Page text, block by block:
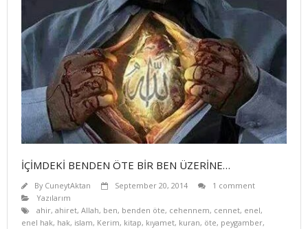
İÇİMDEKİ BENDEN ÖTE BİR BEN ÜZERİNE…
By CuneytAktan September 20, 2014
1 comment
Yazılarım
ahir, ahiret, Allah, ben, benden öte, cehennem, cennet, enel,
enel hak, hak, islam, Kerim, kitap, kıyamet, kuran, öte, peygamber,